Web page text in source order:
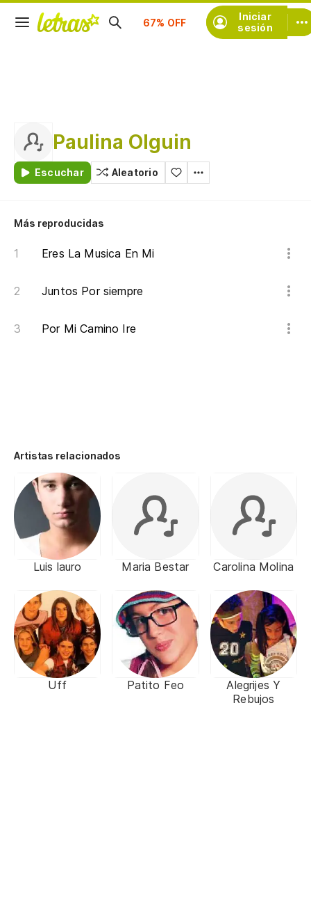
Iniciar
sesión
Suscríbete
Paulina Olguin
Escuchar Aleatorio
Más reproducidas
Eres La Musica En Mi
Juntos Por siempre
Por Mi Camino Ire
Artistas relacionados
Luis lauro Maria Bestar Carolina Molina
Uff Patito Feo
Alegrijes Y
Rebujos